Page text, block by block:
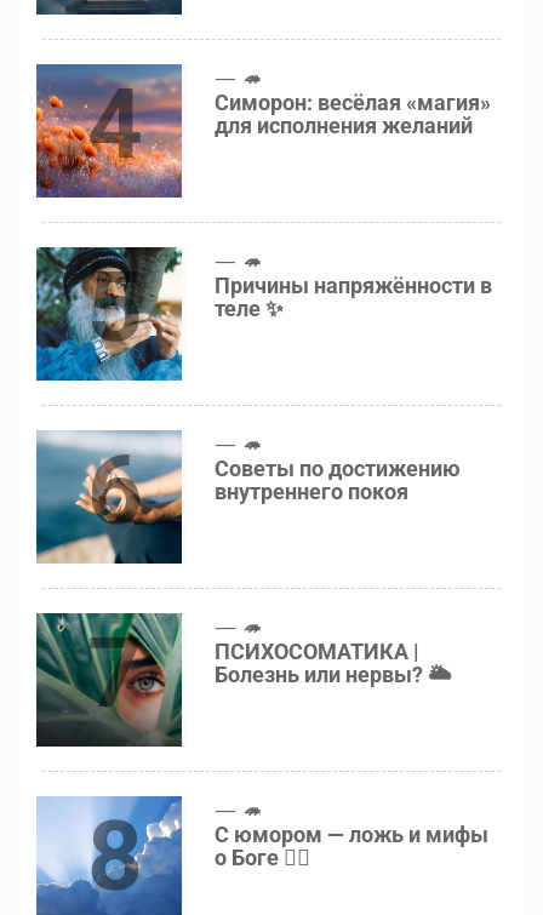
4 🦔
Симорон: весёлая «магия»
для исполнения желаний
5 🦔
Причины напряжённости в
теле ✨
6 🦔
Советы по достижению
внутреннего покоя
7 🦔
ПСИХОСОМАТИКА |
Болезнь или нервы? 🌥
8 🦔
С юмором — ложь и мифы
о Боге 👍🏻